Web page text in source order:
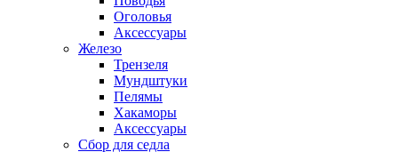
Оголовья
Аксессуары
Железо
Трензеля
Мундштуки
Пелямы
Хакаморы
Аксессуары
Сбор для седла